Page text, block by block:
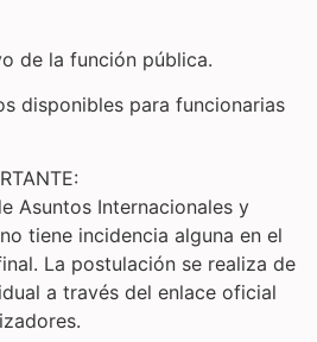
de la función pública.
disponibles para funcionarias
Asuntos Internacionales y
tiene incidencia alguna en el
La postulación se realiza de
a través del enlace oficial